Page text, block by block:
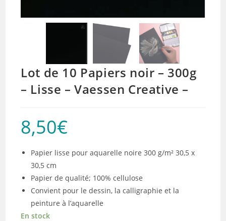
Lot de 10 Papiers noir – 300g
– Lisse – Vaessen Creative –
8,50€
Papier lisse pour aquarelle noire 300 g/m² 30,5 x
30,5 cm
Papier de qualité; 100% cellulose
Convient pour le dessin, la calligraphie et la
peinture à l’aquarelle
En stock